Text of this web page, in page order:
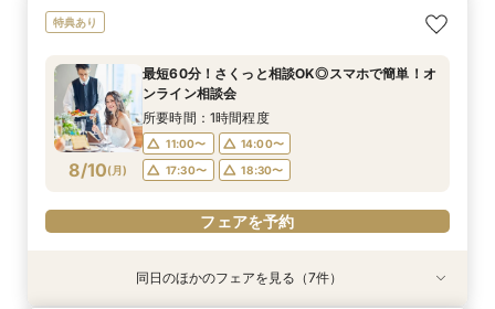
特典あり
8/10(月)
最短60分！さくっと相談OK◎スマホで簡単！オ
ンライン相談会
所要時間：1時間程度
11:00〜
14:00〜
17:30〜
18:30〜
フェアを予約
特典あり
特典あり
特典あり
特典あり
特典あり
特典あり
特典あり同日のほかのフェアを見る（7件）